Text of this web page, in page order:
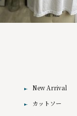
New Arrival
カットソー